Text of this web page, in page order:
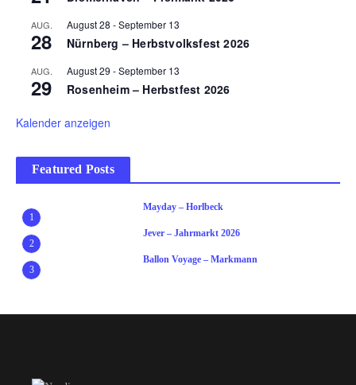
AUG.
28
August 28 -September 13
Nürnberg – Herbstvolksfest 2026
AUG.
29
August 29 -September 13
Rosenheim – Herbstfest 2026
Kalender anzeigen
Featured Posts
1
Mayday – Horlbeck
2
Jever – Jahrmarkt 2026
3
Ballon Voyage – Markmann